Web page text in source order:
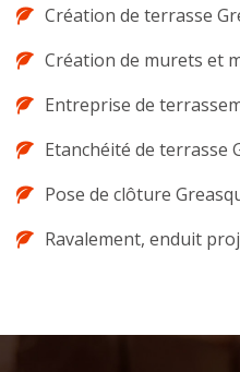
Création de terrasse
Création de murets et
Entreprise de
Etanchéité de terrasse
Pose de clôture
Ravalement, enduit